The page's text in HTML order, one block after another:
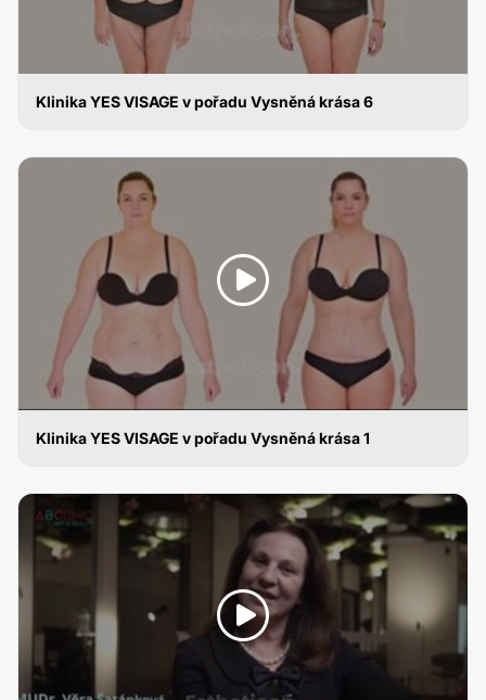
Klinika YES VISAGE v pořadu Vysněná krása 6
Klinika YES VISAGE v pořadu Vysněná krása 1